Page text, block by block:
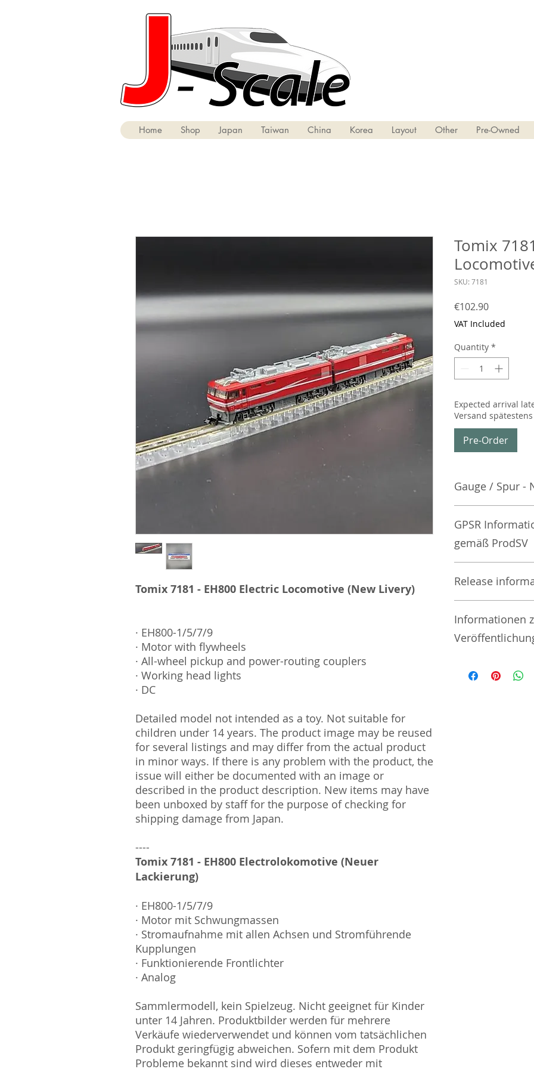
Home Shop Japan Taiwan China Korea Layout Other Pre-Owned
Tomix 7181 - EH800 Electric Locomotive (New Livery)
· EH800-1/5/7/9
· Motor with flywheels
· All-wheel pickup and power-routing couplers
· Working head lights
· DC
Detailed model not intended as a toy. Not suitable for
children under 14 years. The product image may be reused
for several listings and may differ from the actual product
in minor ways. If there is any problem with the product, the
issue will either be documented with an image or
described in the product description. New items may have
been unboxed by staff for the purpose of checking for
shipping damage from Japan.
----
Tomix 7181 - EH800 Electrolokomotive (Neuer
Lackierung)
· EH800-1/5/7/9
· Motor mit Schwungmassen
· Stromaufnahme mit allen Achsen und Stromführende
Kupplungen
· Funktionierende Frontlichter
· Analog
Sammlermodell, kein Spielzeug. Nicht geeignet für Kinder
unter 14 Jahren. Produktbilder werden für mehrere
Verkäufe wiederverwendet und können vom tatsächlichen
Produkt geringfügig abweichen. Sofern mit dem Produkt
Probleme bekannt sind wird dieses entweder mit
Tomix
SKU: 7181
€102.90Price
VAT Included
Quantity *
Expected arrival
Versand
Pre-Order
Gauge / Spur -
GPSR
gemäß ProdSV
Manufacturer /
Tommy Tech Co.,
3-3-20 Toy Town
| Tochigi | 321-
Release
Pre-Orders
Informationen
Versand nach